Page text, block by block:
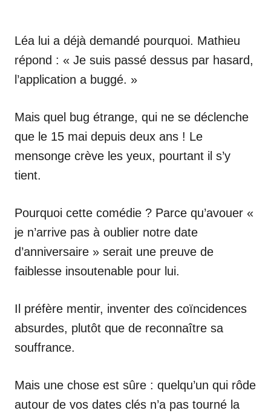
Léa lui a déjà demandé pourquoi. Mathieu
répond : « Je suis passé dessus par hasard,
l’application a buggé. »
Mais quel bug étrange, qui ne se déclenche
que le 15 mai depuis deux ans ! Le
mensonge crève les yeux, pourtant il s’y
tient.
Pourquoi cette comédie ? Parce qu’avouer «
je n’arrive pas à oublier notre date
d’anniversaire » serait une preuve de
faiblesse insoutenable pour lui.
Il préfère mentir, inventer des coïncidences
absurdes, plutôt que de reconnaître sa
souffrance.
Mais une chose est sûre : quelqu’un qui rôde
autour de vos dates clés n’a pas tourné la